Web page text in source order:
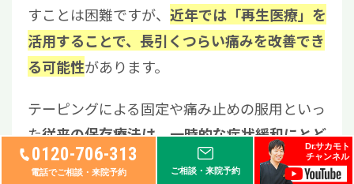
0120-706-313
電話でご相談・来院予約 ご相談・来院予約
Dr.サカモト
チャンネル
すことは困難ですが、 近年では「再生医療」を
活用することで、長引くつらい痛みを改善でき
る可能性があります。
テーピングによる固定や痛み止めの服用といっ
た従来の保存療法は、一時的な症状緩和にとど
まるケースも少なくありません。